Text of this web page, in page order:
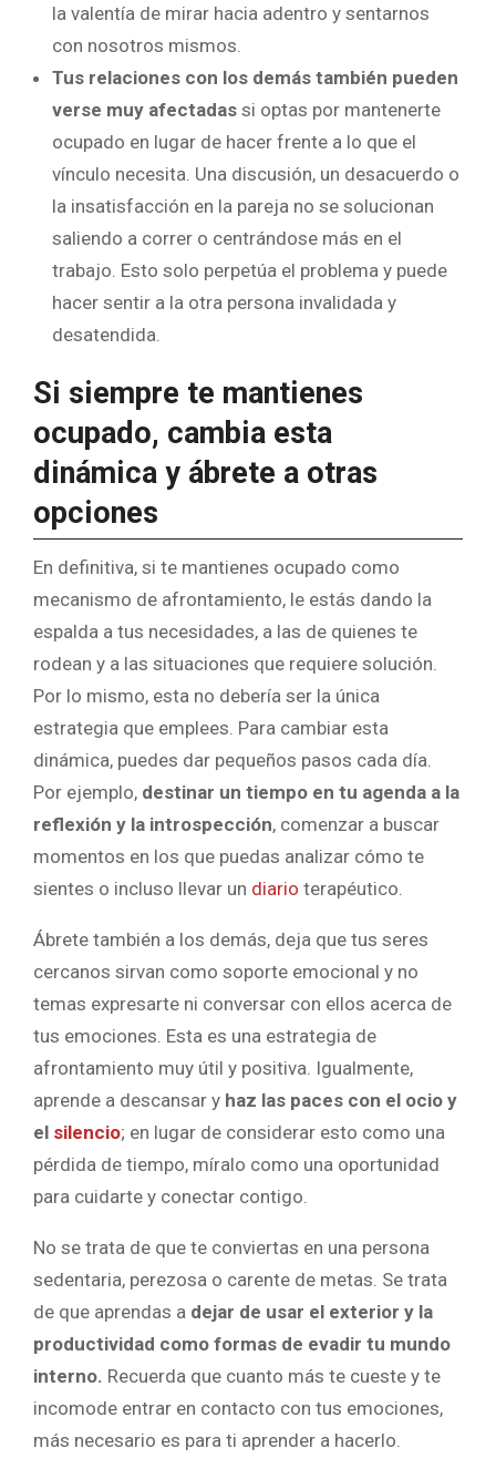
la valentía de mirar hacia adentro y sentarnos
con nosotros mismos.
Tus relaciones con los demás también pueden
verse muy afectadas si optas por mantenerte
ocupado en lugar de hacer frente a lo que el
vínculo necesita. Una discusión, un desacuerdo o
la insatisfacción en la pareja no se solucionan
saliendo a correr o centrándose más en el
trabajo. Esto solo perpetúa el problema y puede
hacer sentir a la otra persona invalidada y
desatendida.
Si siempre te mantienes
ocupado, cambia esta
dinámica y ábrete a otras
opciones
En definitiva, si te mantienes ocupado como
mecanismo de afrontamiento, le estás dando la
espalda a tus necesidades, a las de quienes te
rodean y a las situaciones que requiere solución.
Por lo mismo, esta no debería ser la única
estrategia que emplees. Para cambiar esta
dinámica, puedes dar pequeños pasos cada día.
Por ejemplo, destinar un tiempo en tu agenda a la
reflexión y la introspección, comenzar a buscar
momentos en los que puedas analizar cómo te
sientes o incluso llevar un diario terapéutico.
Ábrete también a los demás, deja que tus seres
cercanos sirvan como soporte emocional y no
temas expresarte ni conversar con ellos acerca de
tus emociones. Esta es una estrategia de
afrontamiento muy útil y positiva. Igualmente,
aprende a descansar y haz las paces con el ocio y
el silencio; en lugar de considerar esto como una
pérdida de tiempo, míralo como una oportunidad
para cuidarte y conectar contigo.
No se trata de que te conviertas en una persona
sedentaria, perezosa o carente de metas. Se trata
de que aprendas a dejar de usar el exterior y la
productividad como formas de evadir tu mundo
interno. Recuerda que cuanto más te cueste y te
incomode entrar en contacto con tus emociones,
más necesario es para ti aprender a hacerlo.